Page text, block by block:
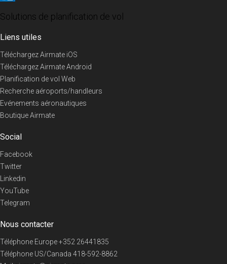
Solutions de planification de vol
Liens utiles
Téléchargez Airmate iOS
Téléchargez Airmate Android
Planification de vol Web
Recherche aéroports/handleurs
Evénements aéronautiques
Boutique Airmate
Social
Facebook
Twitter
Linkedin
YouTube
Telegram
Nous contacter
Téléphone Europe+352 26441835
Téléphone US/Canada 418-592-8862